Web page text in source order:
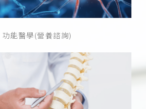
功能醫學(營養諮詢)